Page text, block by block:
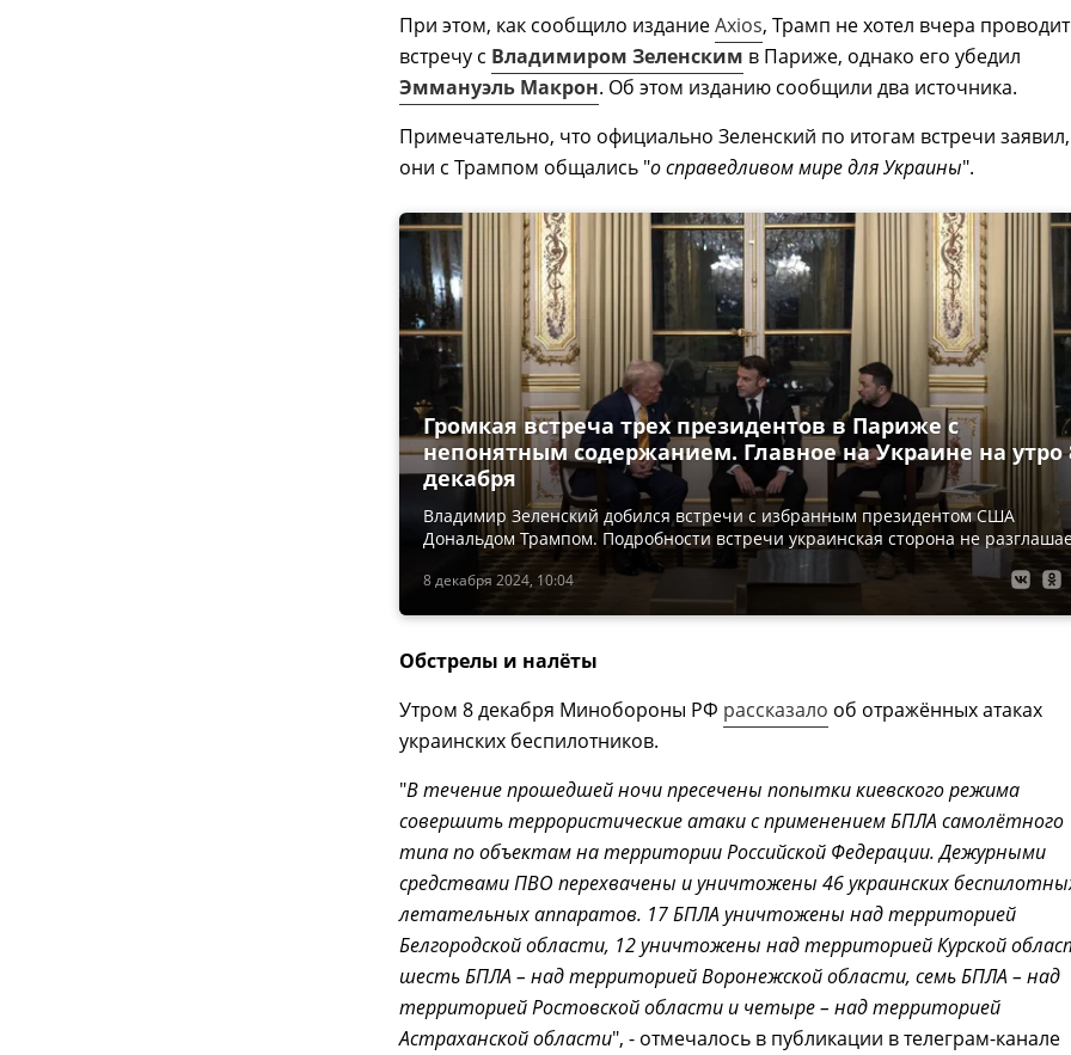
При этом, как сообщило изданиеAxios, Трамп не хотел вчера
встречу с Владимиром Зеленским в Париже, однако его убедил
Эммануэль Макрон. Об этом изданию сообщили два источника.
Примечательно, что официально Зеленский по итогам встречи
они с Трампом общались "о справедливом мире для Украины".
8 декабря 2024, 10:04
Громкая встреча трех президентов в Париже с
непонятным содержанием. Главное на Украине на утро
декабря
Владимир Зеленский добился встречи с избранным президентом США
Дональдом Трампом. Подробности встречи украинская сторона не
Обстрелы и налёты
Утром 8 декабря Минобороны РФ рассказало об отражённых атаках
украинских беспилотников.
"В течение прошедшей ночи пресечены попытки киевского режима
совершить террористические атаки c применением БПЛА самолётного
типа по объектам на территории Российской Федерации. Дежурными
средствами ПВО перехвачены и уничтожены 46 украинских
летательных аппаратов. 17 БПЛА уничтожены над территорией
Белгородской области, 12 уничтожены над территорией Курской
шесть БПЛА – над территорией Воронежской области, семь БПЛА – над
территорией Ростовской области и четыре – над территорией
Астраханской области", - отмечалось в публикации в телеграм-канале